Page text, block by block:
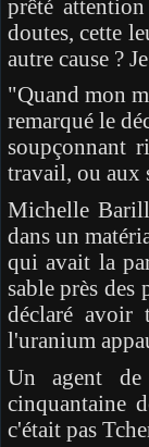
prêté
doutes, cette
autre cause ?
"Quand mon
remarqué le
soupçonnant
travail, ou aux
Michelle
dans un
qui avait la
sable près
déclaré avoir
l'uranium
Un agent de
cinquantaine
c'était pas